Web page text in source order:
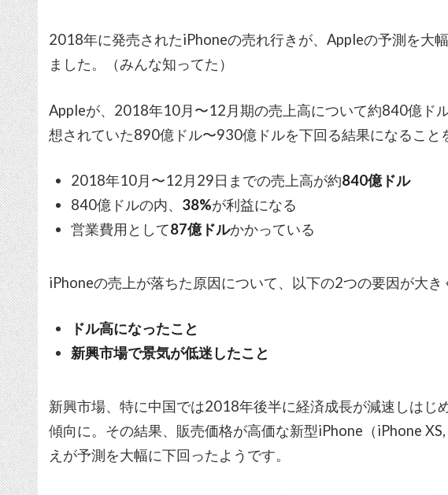
2018年に発売されたiPhoneの売れ行きが、Appleの予測を大
ました。（みんな知ってた）
Appleが、2018年10月〜12月期の売上高について約840億ド
想されていた890億ドル〜930億ドルを下回る結果になること
2018年10月〜12月29日までの売上高が約840億ドル
840億ドルの内、 38%が利益になる
営業費用として87億ドルかかっている
iPhoneの売上が落ちた原因について、以下の2つの要因が大き
ドル高になったこと
新興市場で景気が低迷したこと
新興市場、特に中国では2018年後半に経済成長が減速しはじ
傾向に。その結果、販売価格が高価な新型iPhone（iPhone
えが予測を大幅に下回ったようです。